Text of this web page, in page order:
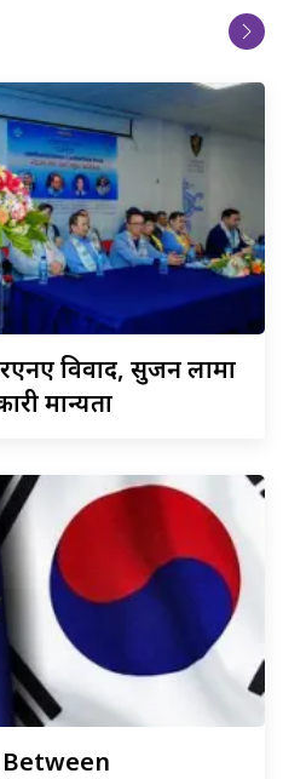
विवाद, सुजन लामा
मान्यता